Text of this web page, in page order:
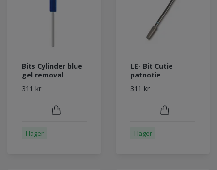
Bits Cylinder blue
gel removal
311 kr
I lager
LE- Bit Cutie
patootie
311 kr
I lager